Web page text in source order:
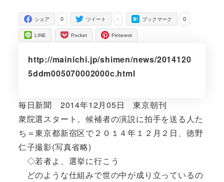
0
シェア -
ツイート 0
ブックマーク
LINE Pocket Pinterest
http://mainichi.jp/shimen/news/2014120
5ddm005070002000c.html
毎日新聞 2014年12月05日 東京朝刊
衆院選スタート。候補者の演説に拍手を送る人た
ち＝東京都新宿区で２０１４年１２月２日、徳野
仁子撮影(写真省略)
◇若者よ、選挙に行こう
どのような仕組みで世の中が成り立っているの